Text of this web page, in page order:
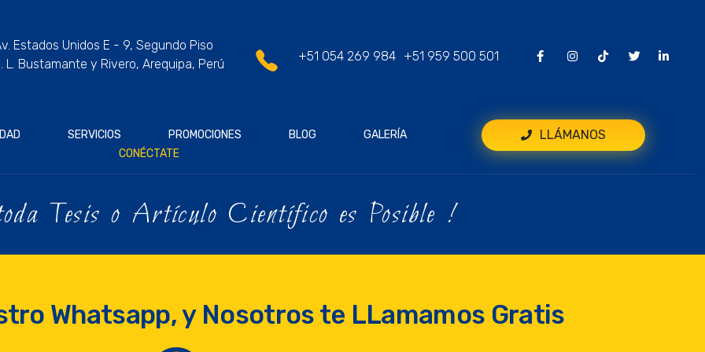
Estados Unidos E - 9, Segundo Piso
L. Bustamante y Rivero, Arequipa, Perú
+51 054 269 984 +51 959 500 501
SERVICIOS PROMOCIONES BLOG
GALERÍA
CONÉCTATE
LLÁMANOS
Tesis o Artículo Científico es Posible !
Whatsapp, y Nosotros te LLamamos Gratis